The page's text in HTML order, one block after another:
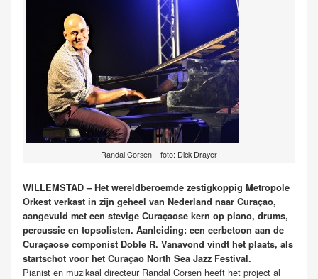
Randal Corsen – foto: Dick Drayer
WILLEMSTAD – Het wereldberoemde zestigkoppig Metropole
Orkest verkast in zijn geheel van Nederland naar Curaçao,
aangevuld met een stevige Curaçaose kern op piano, drums,
percussie en topsolisten. Aanleiding: een eerbetoon aan de
Curaçaose componist Doble R. Vanavond vindt het plaats, als
startschot voor het Curaçao North Sea Jazz Festival.
Pianist en muzikaal directeur Randal Corsen heeft het project al